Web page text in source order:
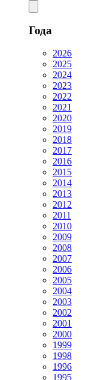
Года
2026
2025
2024
2023
2022
2021
2020
2019
2018
2017
2016
2015
2014
2013
2012
2011
2010
2009
2008
2007
2006
2005
2004
2003
2002
2001
2000
1999
1998
1996
1995